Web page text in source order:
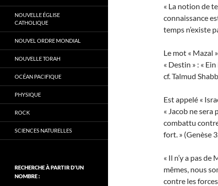
« La notion de
connaissance
temps n’existe
Le mot « Mazal
« Destin » : «
cf. Talmud
Est appelé «
« Jacob ne sera
combattu
fort. » (Genèse
« Il n’y a pas
mêmes, nous
contre les
NOUVELLE ÉGLISE
CATHOLIQUE
NOUVEL ORDRE MONDIAL
NOUVELLE TORAH
OCÉAN PACIFIQUE
PHYSIQUE
ROCK
SCIENCES NATURELLES
RECHERCHE À PARTIR D’UN
NOMBRE :